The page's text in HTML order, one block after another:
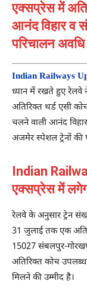
एक्सप्रेस में
आनंद विहार व
परिचालन
Indian Railways
ध्यान में रखते हुए
अतिरिक्त थर्ड एसी
चलने वाली आनंद
अजमेर स्पेशल ट्रेनों की
Indian
एक्सप्रेस में
रेलवे के अनुसार ट्रेन
31 जुलाई तक एक
15027 संबलपुर-
अतिरिक्त कोच उपलब्ध
मिलने की उम्मीद है।